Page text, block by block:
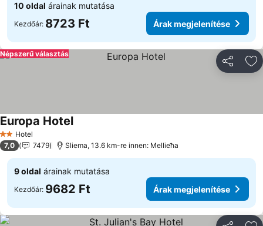
10 oldal árainak mutatása
Kezdőár: 8723 Ft Árak megjelenítése
Népszerű választás
2 Kategória
Hotel
Europa Hotel
7,0 7479 Sliema, 13.6 km-re innen: Mellieħa
9 oldal árainak mutatása
Kezdőár: 9682 Ft Árak megjelenítése